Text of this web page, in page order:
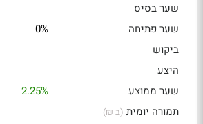
שער בסיס
שער פתיחה
0%
ביקוש
היצע
שער ממוצע
2.25%
תמורה יומית (ב ₪)